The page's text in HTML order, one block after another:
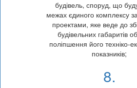
будівель, споруд, що
межах єдиного комплексу
проектами, яке веде до
будівельних габаритів
поліпшення його техніко-
показників;
8.